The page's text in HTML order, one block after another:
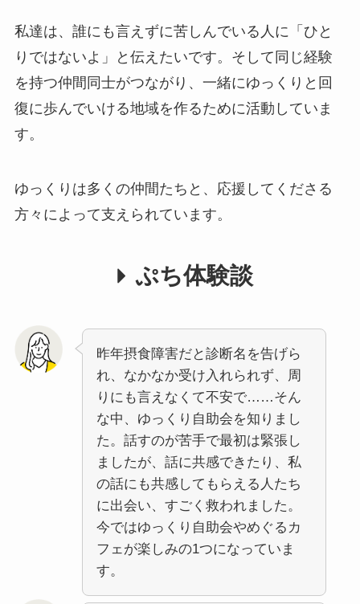
私達は、誰にも言えずに苦しんでいる人に「ひと
りではないよ」と伝えたいです。そして同じ経験
を持つ仲間同士がつながり、一緒にゆっくりと回
復に歩んでいける地域を作るために活動していま
す。
ゆっくりは多くの仲間たちと、応援してくださる
方々によって支えられています。
ぷち体験談
昨年摂⾷障害だと診断名を告げら
れ、なかなか受け⼊れられず、周
りにも⾔えなくて不安で……そん
な中、ゆっくり⾃助会を知りまし
た。話すのが苦⼿で最初は緊張し
ましたが、話に共感できたり、私
の話にも共感してもらえる⼈たち
に出会い、すごく救われました。
今ではゆっくり⾃助会やめぐるカ
フェが楽しみの1つになっていま
す。